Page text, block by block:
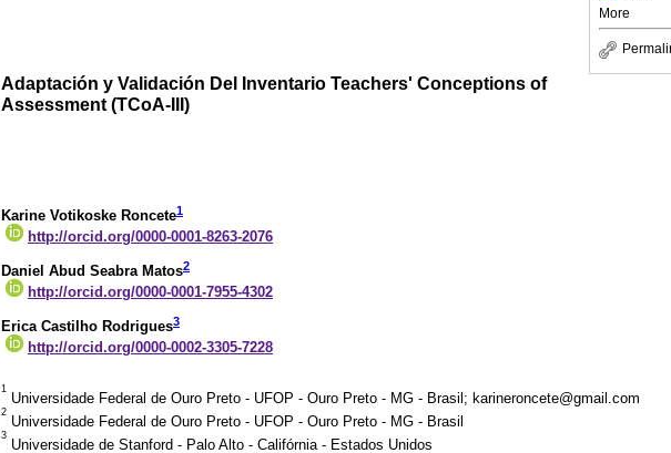
More
Adaptación y Validación Del Inventario Teachers' Conceptions of
Assessment (TCoA-III)
Karine Votikoske Roncete1
http://orcid.org/0000-0001-8263-2076
Daniel Abud Seabra Matos2
http://orcid.org/0000-0001-7955-4302
Erica Castilho Rodrigues3
http://orcid.org/0000-0002-3305-7228
1
Universidade Federal de Ouro Preto - UFOP - Ouro Preto - MG - Brasil; karineroncete@gmail.com
2
Universidade Federal de Ouro Preto - UFOP - Ouro Preto - MG - Brasil
3
Universidade de Stanford - Palo Alto - Califórnia - Estados Unidos